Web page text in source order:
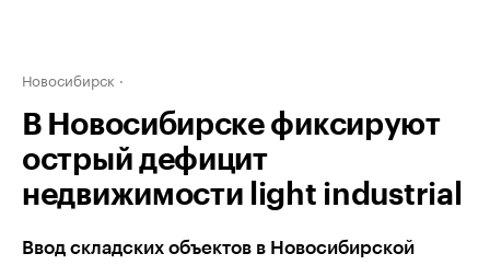
Новосибирск
В Новосибирске фиксируют
острый дефицит
недвижимости light industrial
Ввод складских объектов в Новосибирской